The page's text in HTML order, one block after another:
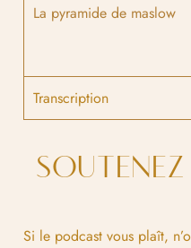
La pyramide de maslow
Transcription
Si le podcast vous plaît,